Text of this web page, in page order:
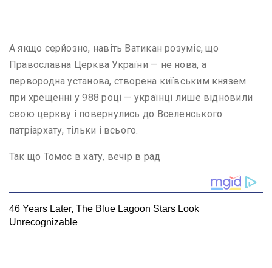
А якщо серйозно, навіть Ватикан розуміє, що
Православна Церква України — не нова, а
первородна установа, створена київським князем
при хрещенні у 988 році — українці лише відновили
свою церкву і повернулись до Вселенського
патріархату, тільки і всього.
Так що Томос в хату, вечір в рад